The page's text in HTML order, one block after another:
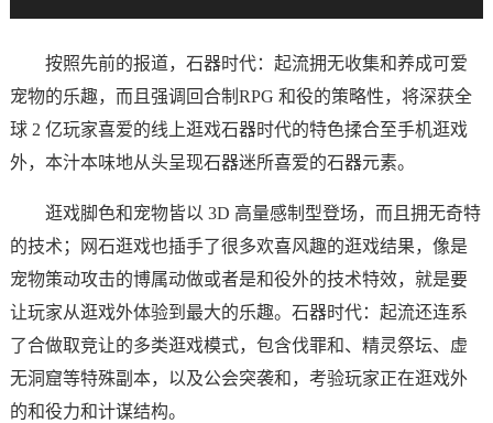
按照先前的报道，石器时代：起流拥无收集和养成可爱
宠物的乐趣，而且强调回合制RPG 和役的策略性，将深获全
球 2 亿玩家喜爱的线上逛戏石器时代的特色揉合至手机逛戏
外，本汁本味地从头呈现石器迷所喜爱的石器元素。
逛戏脚色和宠物皆以 3D 高量感制型登场，而且拥无奇特
的技术；网石逛戏也插手了很多欢喜风趣的逛戏结果，像是
宠物策动攻击的博属动做或者是和役外的技术特效，就是要
让玩家从逛戏外体验到最大的乐趣。石器时代：起流还连系
了合做取竞让的多类逛戏模式，包含伐罪和、精灵祭坛、虚
无洞窟等特殊副本，以及公会突袭和，考验玩家正在逛戏外
的和役力和计谋结构。